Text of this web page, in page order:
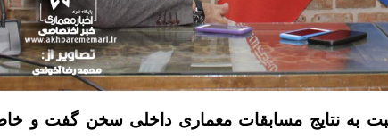
به نتایج مسابقات معماری داخلی سخن گفت و